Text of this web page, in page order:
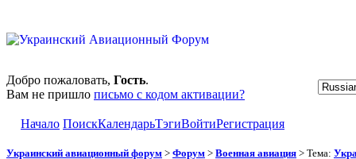
Добро пожаловать, Гость.
Вам не пришло письмо с кодом активации?
Начало ПоискКалендарьТэгиВойтиРегистрация
Украинский авиационный форум > Форум > Военная авиация > Тема: